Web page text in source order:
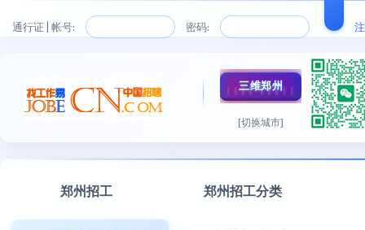
通行证 | 帐号: 密码:
三维郑州
[切换城市]
郑州招工 郑州招工分类